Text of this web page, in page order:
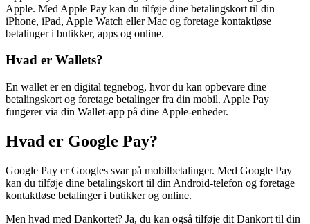
Apple. Med Apple Pay kan du tilføje dine betalingskort til din
iPhone, iPad, Apple Watch eller Mac og foretage kontaktløse
betalinger i butikker, apps og online.
Hvad er Wallets?
En wallet er en digital tegnebog, hvor du kan opbevare dine
betalingskort og foretage betalinger fra din mobil. Apple Pay
fungerer via din Wallet-app på dine Apple-enheder.
Hvad er Google Pay?
Google Pay er Googles svar på mobilbetalinger. Med Google Pay
kan du tilføje dine betalingskort til din Android-telefon og foretage
kontaktløse betalinger i butikker og online.
Men hvad med Dankortet? Ja, du kan også tilføje dit Dankort til din